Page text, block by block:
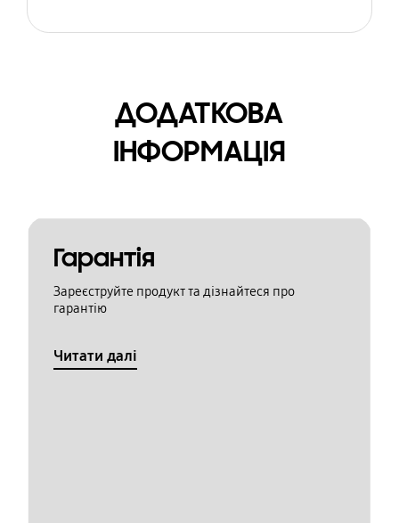
ДОДАТКОВА
ІНФОРМАЦІЯ
Гарантія
Зареєструйте продукт та дізнайтеся про
гарантію
Читати далі